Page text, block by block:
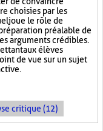
choisies par les
joue le rôle de
préalable de
arguments crédibles.
aux élèves
de vue sur un sujet
critique (12)